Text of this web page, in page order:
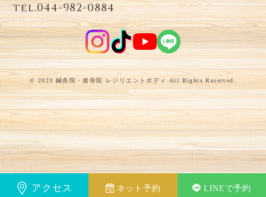
tel.044-982-0884
© 2023 鍼灸院・接骨院 レジリエントボディ All Rights Reserved.
アクセス ネット予約 LINEで予約